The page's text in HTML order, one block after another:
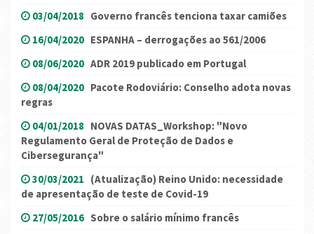
03/04/2018 Governo francês tenciona taxar camiões
16/04/2020 ESPANHA – derrogações ao 561/2006
08/06/2020 ADR 2019 publicado em Portugal
08/04/2020 Pacote Rodoviário: Conselho adota novas
regras
04/01/2018 NOVAS DATAS_Workshop: "Novo
Regulamento Geral de Proteção de Dados e
Cibersegurança"
30/03/2021 (Atualização) Reino Unido: necessidade
de apresentação de teste de Covid-19
27/05/2016 Sobre o salário mínimo francês